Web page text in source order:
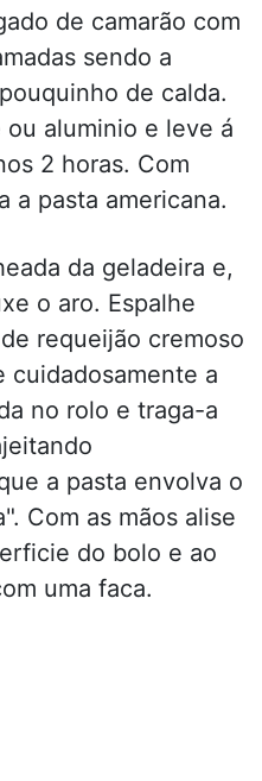
de camarão com
sendo a
de calda.
aluminio e leve á
2 horas. Com
a pasta americana.
da geladeira e,
o aro. Espalhe
requeijão cremoso
cuidadosamente a
no rolo e traga-a
a pasta envolva o
Com as mãos alise
do bolo e ao
uma faca.